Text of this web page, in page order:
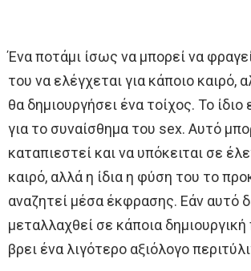
Ένα ποτάμι ίσως να μπορεί να
του να ελέγχεται για κάποιο καιρό,
θα δημιουργήσει ένα τοίχος. Το ίδιο
για το συναίσθημα του sex. Αυτό
καταπιεστεί και να υπόκειται σε
καιρό, αλλά η ίδια η φύση του το
αναζητεί μέσα έκφρασης. Εάν αυτό
μεταλλαχθεί σε κάποια
βρει ένα λιγότερο αξιόλογο